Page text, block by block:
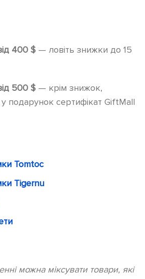
400 $ — ловіть знижки до 15
500 $ — крім знижок,
подарунок сертифікат GiftMall
Tomtoc
Tigernu
можна міксувати товари, які